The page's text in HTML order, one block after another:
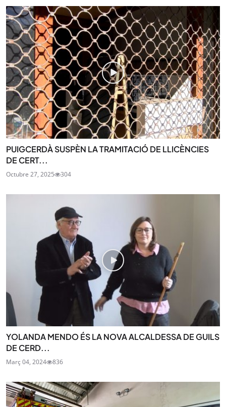
PUIGCERDÀ SUSPÈN LA TRAMITACIÓ DE LLICÈNCIES
DE CERT...
Octubre 27, 2025 304
YOLANDA MENDO ÉS LA NOVA ALCALDESSA DE GUILS
DE CERD...
Març 04, 2024 836